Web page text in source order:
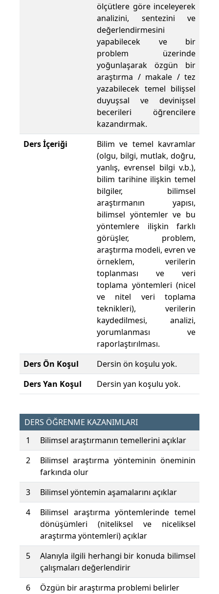
ölçütlere göre inceleyerek
analizini, sentezini ve
değerlendirmesini
yapabilecek ve bir
problem üzerinde
yoğunlaşarak özgün bir
araştırma / makale / tez
yazabilecek temel bilişsel
duyuşsal ve devinişsel
becerileri öğrencilere
kazandırmak.
Ders İçeriği
Bilim ve temel kavramlar
(olgu, bilgi, mutlak, doğru,
yanlış, evrensel bilgi v.b.),
bilim tarihine ilişkin temel
bilgiler, bilimsel
araştırmanın yapısı,
bilimsel yöntemler ve bu
yöntemlere ilişkin farklı
görüşler, problem,
araştırma modeli, evren ve
örneklem, verilerin
toplanması ve veri
toplama yöntemleri (nicel
ve nitel veri toplama
teknikleri), verilerin
kaydedilmesi, analizi,
yorumlanması ve
raporlaştırılması.
Ders Ön Koşul
Dersin ön koşulu yok.
Ders Yan Koşul
Dersin yan koşulu yok.
DERS ÖĞRENME KAZANIMLARI
1
Bilimsel araştırmanın temellerini açıklar
2
Bilimsel araştırma yönteminin öneminin
farkında olur
3
Bilimsel yöntemin aşamalarını açıklar
4
Bilimsel araştırma yöntemlerinde temel
dönüşümleri (niteliksel ve niceliksel
araştırma yöntemleri) açıklar
5
Alanıyla ilgili herhangi bir konuda bilimsel
çalışmaları değerlendirir
6
Özgün bir araştırma problemi belirler